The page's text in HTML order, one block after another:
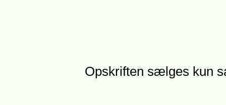
Opskriften sælges kun